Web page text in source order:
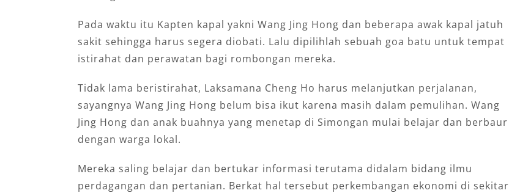
Pada waktu itu Kapten kapal yakni Wang Jing Hong dan beberapa awak kapal jatuh
sakit sehingga harus segera diobati. Lalu dipilihlah sebuah goa batu untuk tempat
istirahat dan perawatan bagi rombongan mereka.
Tidak lama beristirahat, Laksamana Cheng Ho harus melanjutkan perjalanan,
sayangnya Wang Jing Hong belum bisa ikut karena masih dalam pemulihan. Wang
Jing Hong dan anak buahnya yang menetap di Simongan mulai belajar dan berbaur
dengan warga lokal.
Mereka saling belajar dan bertukar informasi terutama didalam bidang ilmu
perdagangan dan pertanian. Berkat hal tersebut perkembangan ekonomi di sekitar